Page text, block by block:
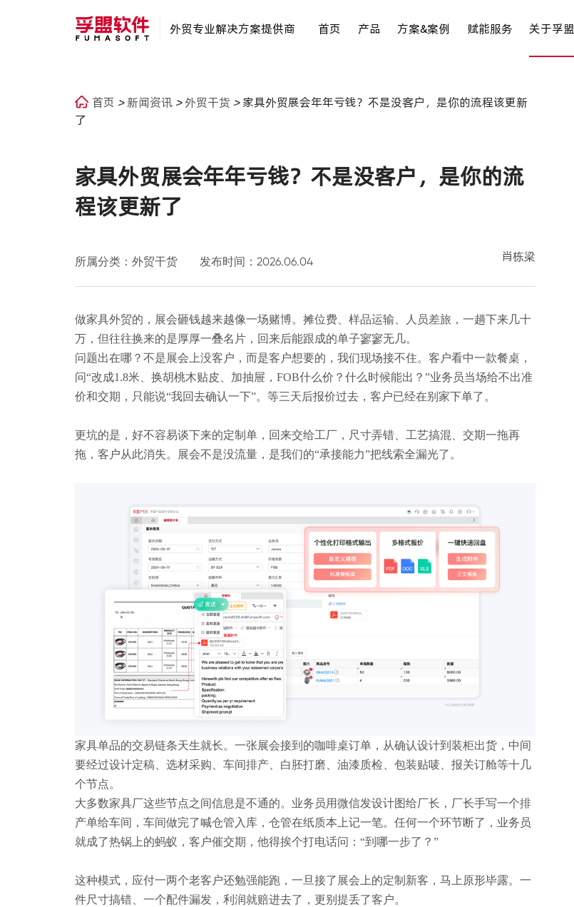
外贸专业解决方案提供商 首页 产品 方案&案例 赋能服务 关于孚盟
首页 > 新闻资讯 > 外贸干货 > 家具外贸展会年年亏钱？不是没客户，是你的流程该更新
了
家具外贸展会年年亏钱？不是没客户，是你的流
程该更新了
所属分类：外贸干货 发布时间：2026.06.04 肖栋梁
做家具外贸的，展会砸钱越来越像一场赌博。摊位费、样品运输、人员差旅，一趟下来几十
万，但往往换来的是厚厚一叠名片，回来后能跟成的单子寥寥无几。
问题出在哪？不是展会上没客户，而是客户想要的，我们现场接不住。客户看中一款餐桌，
问“改成1.8米、换胡桃木贴皮、加抽屉，FOB什么价？什么时候能出？”业务员当场给不出准
价和交期，只能说“我回去确认一下”。等三天后报价过去，客户已经在别家下单了。
更坑的是，好不容易谈下来的定制单，回来交给工厂，尺寸弄错、工艺搞混、交期一拖再
拖，客户从此消失。展会不是没流量，是我们的“承接能力”把线索全漏光了。
家具单品的交易链条天生就长。一张展会接到的咖啡桌订单，从确认设计到装柜出货，中间
要经过设计定稿、选材采购、车间排产、白胚打磨、油漆质检、包装贴唛、报关订舱等十几
个节点。
大多数家具厂这些节点之间信息是不通的。业务员用微信发设计图给厂长，厂长手写一个排
产单给车间，车间做完了喊仓管入库，仓管在纸质本上记一笔。任何一个环节断了，业务员
就成了热锅上的蚂蚁 ， 客户催交期，他得挨个打电话问： “到哪一步了？”
这种模式，应付一两个老客户还勉强能跑，一旦接了展会上的定制新客，马上原形毕露。一
件尺寸搞错、一个配件漏发，利润就赔进去了，更别提丢了客户。